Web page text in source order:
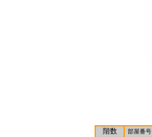
階数 部屋番号